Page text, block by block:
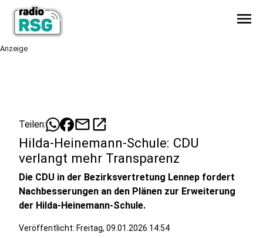
menu
Anzeige
Teilen: mailopen_in_new
Hilda-Heinemann-Schule: CDU
verlangt mehr Transparenz
Die CDU in der Bezirksvertretung Lennep fordert
Nachbesserungen an den Plänen zur Erweiterung
der Hilda-Heinemann-Schule.
Veröffentlicht: Freitag, 09.01.2026 14:54